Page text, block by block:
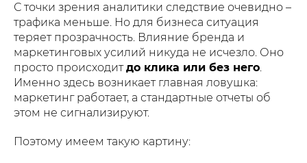
С точки зрения аналитики следствие очевидно –
трафика меньше. Но для бизнеса ситуация
теряет прозрачность. Влияние бренда и
маркетинговых усилий никуда не исчезло. Оно
просто происходитдо клика или без него.
Именно здесь возникает главная ловушка:
маркетинг работает, а стандартные отчеты об
этом не сигнализируют.
Поэтому имеем такую ​​картину: